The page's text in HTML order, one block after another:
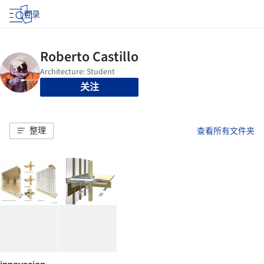
登录
关注
整理 查看所有文件夹